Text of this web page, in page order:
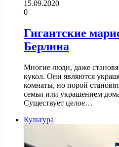
15.09.2020
0
Гигантские
Берлина
Многие люди, даже
кукол. Они являются
комнаты, но порой
семьи или украшением
Существует целое…
Культура